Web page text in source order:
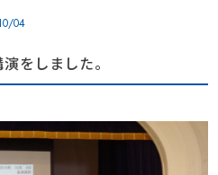
04
をしました。